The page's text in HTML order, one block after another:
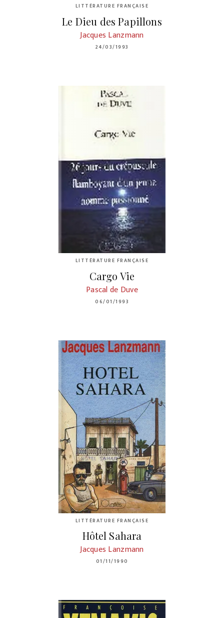
LITTÉRATURE FRANÇAISE
Le Dieu des Papillons
Jacques Lanzmann
24/03/1993
LITTÉRATURE FRANÇAISE
Cargo Vie
Pascal de Duve
06/01/1993
LITTÉRATURE FRANÇAISE
Hôtel Sahara
Jacques Lanzmann
01/11/1990